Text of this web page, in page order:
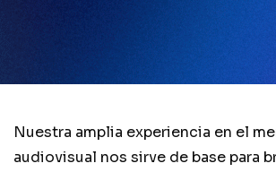
Soluciones
Blog
Nuestra amplia experiencia en el
audiovisual nos sirve de base para